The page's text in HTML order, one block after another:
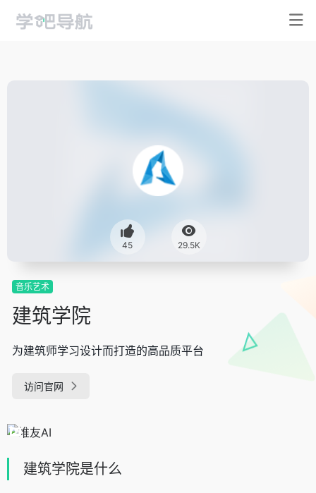
45 29.5K
音乐艺术
建筑学院
为建筑师学习设计而打造的高品质平台
访问官网
建筑学院是什么